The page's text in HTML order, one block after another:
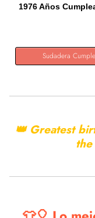
1976 Años
Sudadera Cumple
👑 Greatest